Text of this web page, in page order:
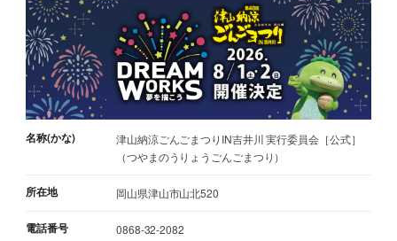
名称(かな)
津山納涼ごんごまつりIN吉井川 実行委員会［公式］
（つやまのうりょうごんごまつり）
所在地 岡山県津山市山北520
電話番号 0868-32-2082